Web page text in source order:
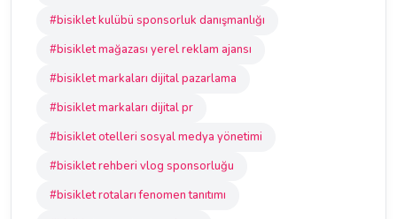
#bisiklet kulübü sponsorluk danışmanlığı
#bisiklet mağazası yerel reklam ajansı
#bisiklet markaları dijital pazarlama
#bisiklet markaları dijital pr
#bisiklet otelleri sosyal medya yönetimi
#bisiklet rehberi vlog sponsorluğu
#bisiklet rotaları fenomen tanıtımı